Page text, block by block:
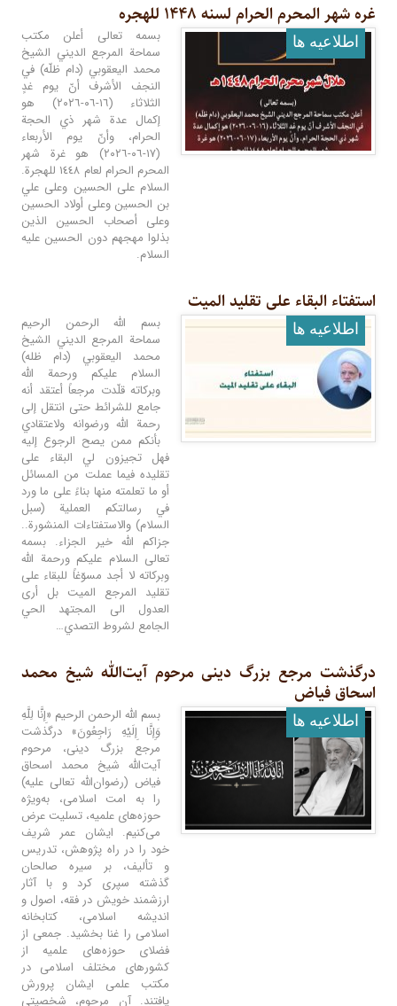
غره شهر المحرم الحرام لسنه ١۴۴٨ للهجره
اطلاعيه ها
بسمه تعالى أعلن مكتب
سماحة المرجع الديني الشيخ
محمد اليعقوبي (دام ظلّه) في
النجف الأشرف أنّ يوم غدٍ
الثلاثاء (١٦-٠٦-٢٠٢٦) هو
إكمال عدة شهر ذي الحجة
الحرام، وأنّ يوم الأربعاء
(١٧-٠٦-٢٠٢٦) هو غرة شهر
المحرم الحرام لعام ١٤٤٨ للهجرة.
السلام على الحسين وعلى علي
بن الحسين وعلى أولاد الحسين
وعلى أصحاب الحسين الذين
بذلوا مهجهم دون الحسين عليه
السلام.
استفتاء البقاء على تقلید المیت
اطلاعيه ها
بسم الله الرحمن الرحيم
سماحة المرجع الديني الشيخ
محمد اليعقوبي (دام ظله)
السلام عليكم ورحمة الله
وبركاته قلّدت مرجعاً أعتقد أنه
جامع للشرائط حتى انتقل إلى
رحمة الله ورضوانه ولاعتقادي
بأنكم ممن يصح الرجوع إليه
فهل تجيزون لي البقاء على
تقليده فيما عملت من المسائل
أو ما تعلمته منها بناءً على ما ورد
في رسالتكم العملية (سبل
السلام) والاستفتاءات المنشورة..
جزاكم الله خير الجزاء. بسمه
تعالى السلام عليكم ورحمة الله
وبركاته لا أجد مسوّغاً للبقاء على
تقليد المرجع الميت بل أرى
العدول الى المجتهد الحي
الجامع لشروط التصدي…
درگذشت مرجع بزرگ دینی مرحوم آیت‌الله شیخ محمد
اسحاق فیاض
اطلاعيه ها
بسم الله الرحمن الرحیم «إِنَّا لِلَّهِ
وَإِنَّا إِلَيْهِ رَاجِعُونَ» درگذشت
مرجع بزرگ دینی، مرحوم
آیت‌الله شیخ محمد اسحاق
فیاض (رضوان‌الله تعالی علیه)
را به امت اسلامی، به‌ویژه
حوزه‌های علمیه، تسلیت عرض
می‌کنیم. ایشان عمر شریف
خود را در راه پژوهش، تدریس
و تألیف، بر سیره صالحان
گذشته سپری کرد و با آثار
ارزشمند خویش در فقه، اصول و
اندیشه اسلامی، کتابخانه
اسلامی را غنا بخشید. جمعی از
فضلای حوزه‌های علمیه از
کشورهای مختلف اسلامی در
مکتب علمی ایشان پرورش
یافتند. آن مرحوم، شخصیتی